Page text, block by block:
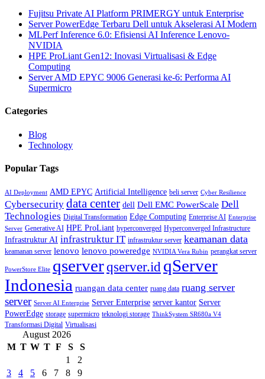
Fujitsu Private AI Platform PRIMERGY untuk Enterprise
Server PowerEdge Terbaru Dell untuk Akselerasi AI Modern
MLPerf Inference 6.0: Efisiensi AI Inference Lenovo-
NVIDIA
HPE ProLiant Gen12: Inovasi Virtualisasi & Edge
Computing
Server AMD EPYC 9006 Generasi ke-6: Performa AI
Supermicro
Categories
Blog
Technology
Popular Tags
AI Deployment AMD EPYC Artificial Intelligence beli server Cyber Resilience
Cybersecurity data center dell Dell EMC PowerScale Dell
Technologies Digital Transformation Edge Computing Enterprise AI Enterprise
Server Generative AI HPE ProLiant hyperconverged Hyperconverged Infrastructure
Infrastruktur AI infrastruktur IT infrastruktur server keamanan data
keamanan server lenovo lenovo poweredge NVIDIA Vera Rubin perangkat server
PowerStore Elite qserverqserver.id qServer
Indonesia ruangan data center ruang data ruang server
server Server AI Enterprise Server Enterprise server kantor Server
PowerEdge storage supermicro teknologi storage ThinkSystem SR680a V4
Transformasi Digital Virtualisasi
August 2026
M T W T F S
S
1
2
3
4 5 6 7 8
9